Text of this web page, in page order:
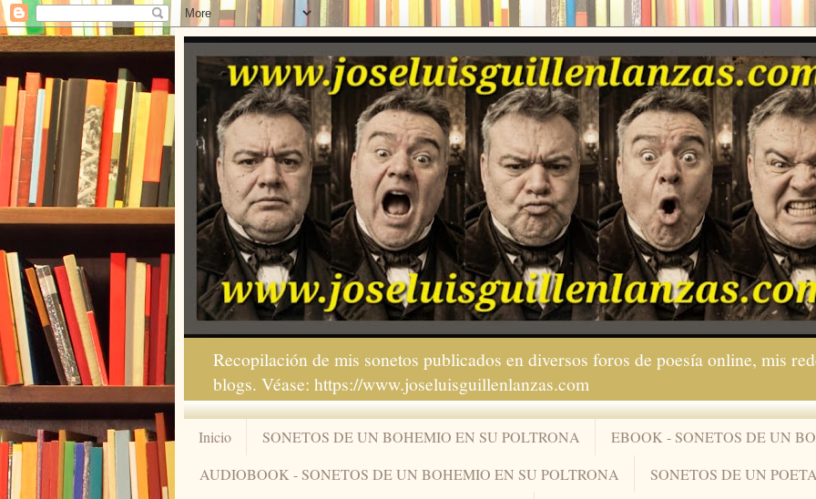
Recopilación de mis sonetos publicados en diversos foros de poesía online, mis
blogs. Véase: https://www.joseluisguillenlanzas.com
Inicio SONETOS DE UN BOHEMIO EN SU POLTRONA
EBOOK - SONETOS DE UN
AUDIOBOOK - SONETOS DE UN BOHEMIO EN SU POLTRONA
SONETOS DE UN